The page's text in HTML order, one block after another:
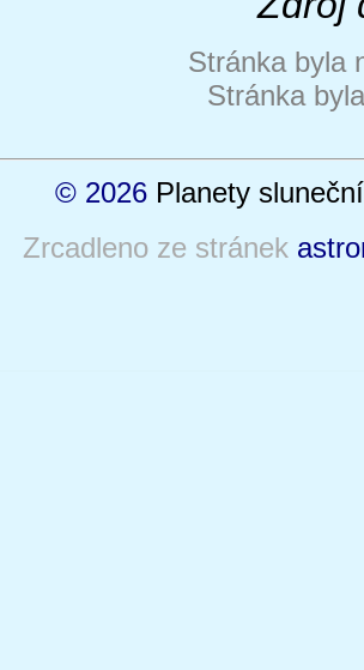
Stránka byla
Stránka
© 2026 Planety
ze stránek